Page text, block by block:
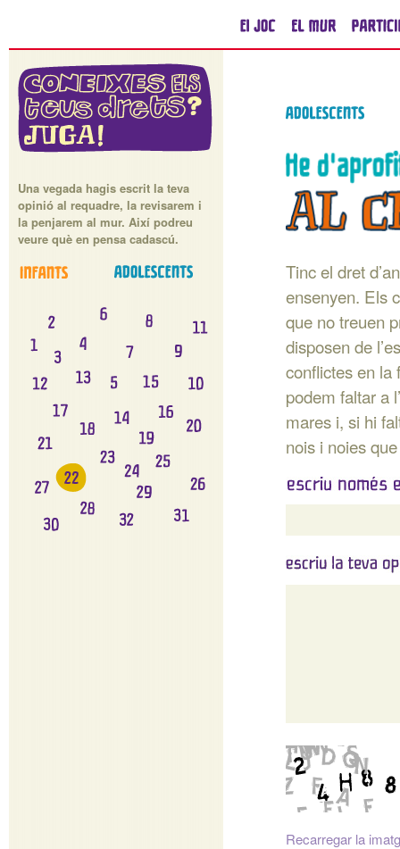
Una vegada hagis escrit la teva
opinió al requadre, la revisarem i
la penjarem al mur. Així podreu
veure què en pensa cadascú.
Tinc el dret
ensenyen. Els
que no treuen
disposen de
conflictes en
podem faltar a
mares i, si hi
nois i noies
Recarregar la